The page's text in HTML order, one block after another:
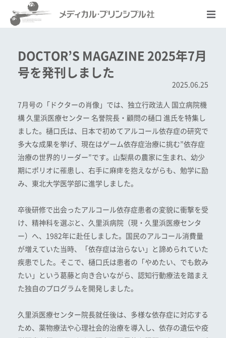
DOCTOR’S MAGAZINE 2025年7月
号を発刊しました
2025.06.25
7月号の「ドクターの肖像」では、独立行政法人 国立病院機
構 久里浜医療センター 名誉院長・顧問の樋口 進氏を特集し
ました。樋口氏は、日本で初めてアルコール依存症の研究で
多大な成果を挙げ、現在はゲーム依存症治療に挑む”依存症
治療の世界的リーダー”です。山梨県の農家に生まれ、幼少
期にポリオに罹患し、右手に麻痺を抱えながらも、勉学に励
み、東北大学医学部に進学しました。
卒後研修で出会ったアルコール依存症患者の変貌に衝撃を受
け、精神科を選ぶと、久里浜病院（現・久里浜医療センタ
ー）へ、1982年に赴任しました。国民のアルコール消費量
が増えていた当時、「依存症は治らない」と諦められていた
疾患でした。そこで、樋口氏は患者の「やめたい、でも飲み
たい」という葛藤と向き合いながら、認知行動療法を踏まえ
た独自のプログラムを開発しました。
久里浜医療センター院長就任後は、多様な依存症に対応する
ため、薬物療法や心理社会的治療を導入し、依存の遺伝や疫